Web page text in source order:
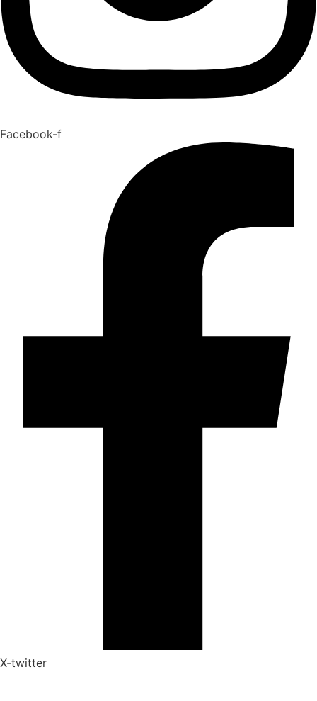
Facebook-f
X-twitter